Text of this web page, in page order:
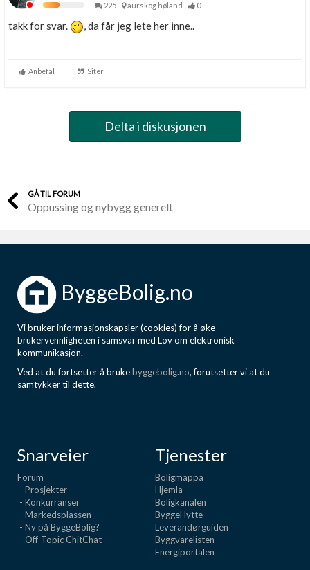
225
aurskog høland 0
takk for svar. , da får jeg lete her inne..
Anbefal Siter
Delta i diskusjonen
GÅ TIL FORUM
Oppussing og nybygg generelt
ByggeBolig.no
Vi bruker informasjonskapsler (cookies) for å øke
brukervennligheten i samsvar med Lov om elektronisk
kommunikasjon.
Ved at du fortsetter å brukebyggebolig.no, forutsetter vi at du
samtykker til dette.
Snarveier
Forum
- Prosjekter
- Konkurranser
- Markedsplassen
- Ny på ByggeBolig?
- Off-Topic ChitChat
Tjenester
Boligmappa
Hjemla
Boligkanalen
ByggeHytte
Leverandørguiden
Byggvarelisten
Energiportalen